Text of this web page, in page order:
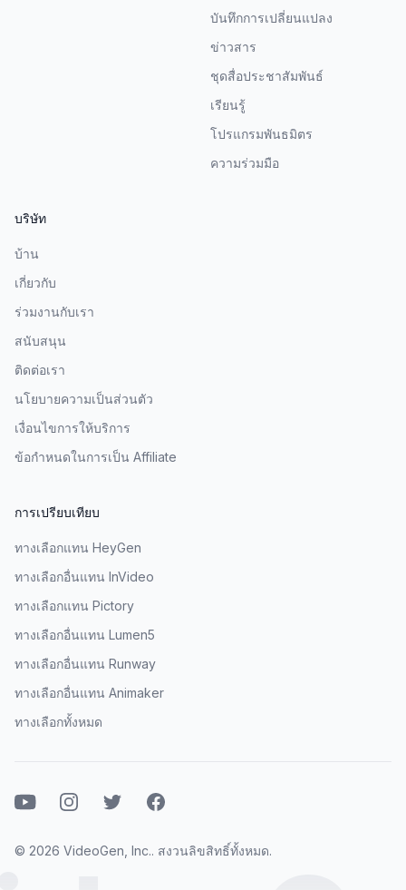
บันทึกการเปลี่ยนแปลง
ข่าวสาร
ชุดสื่อประชาสัมพันธ์
เรียนรู้
โปรแกรมพันธมิตร
ความร่วมมือ
บริษัท
บ้าน
เกี่ยวกับ
ร่วมงานกับเรา
สนับสนุน
ติดต่อเรา
นโยบายความเป็นส่วนตัว
เงื่อนไขการให้บริการ
ข้อกำหนดในการเป็น Affiliate
การเปรียบเทียบ
ทางเลือกแทน HeyGen
ทางเลือกอื่นแทน InVideo
ทางเลือกแทน Pictory
ทางเลือกอื่นแทน Lumen5
ทางเลือกอื่นแทน Runway
ทางเลือกอื่นแทน Animaker
ทางเลือกทั้งหมด
ยูทูบ อินสตาแกรมทวิตเตอร์เฟสบุ๊ค
© 2026 VideoGen, Inc.. สงวนลิขสิทธิ์ทั้งหมด.